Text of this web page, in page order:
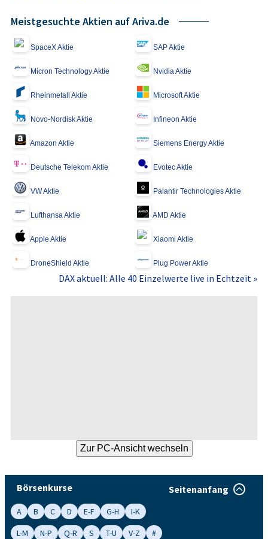
Meistgesuchte Aktien auf Ariva.de
SpaceX Aktie SAP Aktie
Micron Technology Aktie Nvidia Aktie
Rheinmetall Aktie Microsoft Aktie
Novo-Nordisk Aktie Infineon Aktie
Amazon Aktie Siemens Energy Aktie
Deutsche Telekom Aktie Evotec Aktie
VW Aktie Palantir Technologies Aktie
Lufthansa Aktie AMD Aktie
Apple Aktie Xiaomi Aktie
DroneShield Aktie Plug Power Aktie
DAX aktuell: Alle 40 Einzelwerte live in Echtzeit »
Börsenkurse Seitenanfang
A B C D E-F G-H
I-K
L-M
N-P Q-R S T-U V-Z #